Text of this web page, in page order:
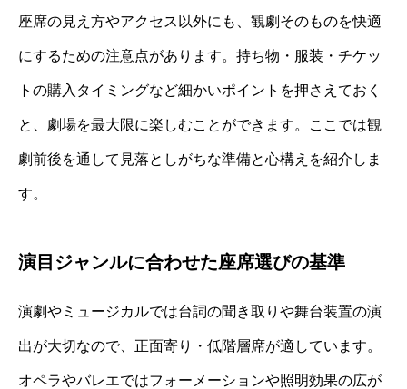
座席の見え方やアクセス以外にも、観劇そのものを快適
にするための注意点があります。持ち物・服装・チケッ
トの購入タイミングなど細かいポイントを押さえておく
と、劇場を最大限に楽しむことができます。ここでは観
劇前後を通して見落としがちな準備と心構えを紹介しま
す。
演目ジャンルに合わせた座席選びの基準
演劇やミュージカルでは台詞の聞き取りや舞台装置の演
出が大切なので、正面寄り・低階層席が適しています。
オペラやバレエではフォーメーションや照明効果の広が